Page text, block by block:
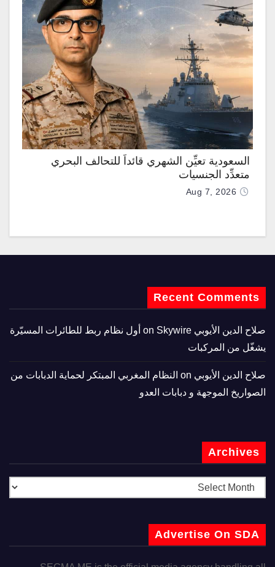
السعودية تعيِّن الشهري قائداً للتحالف البحري
متعدِّد الجنسيات
Aug 7, 2026
Recent Comments
صلاح الدين الأيوبي
Skywire أول نظام ربط للطائرات المسيّرة
يشغّل من المركبات
صلاح الدين الأيوبي
النظام المغربي المبتكر لحماية الدبابات من
الصواريخ الموجهة و دبابات العدو
Archives
Advertise On SDA